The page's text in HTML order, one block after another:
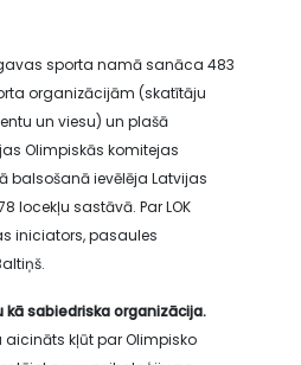
sporta namā sanāca 483
organizācijām (skatītāju
un viesu) un plašā
Olimpiskās komitejas
balsošanā ievēlēja Latvijas
locekļu sastāvā. Par LOK
iniciators, pasaules
kā sabiedriska organizācija.
aicināts kļūt par Olimpisko